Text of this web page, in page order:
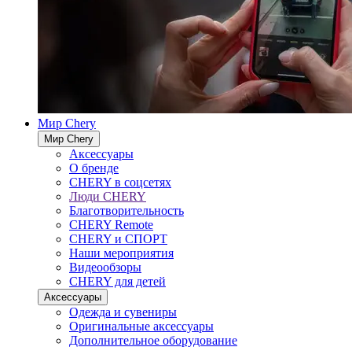
Мир Chery
Мир Chery
Аксессуары
О бренде
CHERY в соцсетях
Люди CHERY
Благотворительность
CHERY Remote
CHERY и СПОРТ
Наши мероприятия
Видеообзоры
CHERY для детей
Аксессуары
Одежда и сувениры
Оригинальные аксессуары
Дополнительное оборудование